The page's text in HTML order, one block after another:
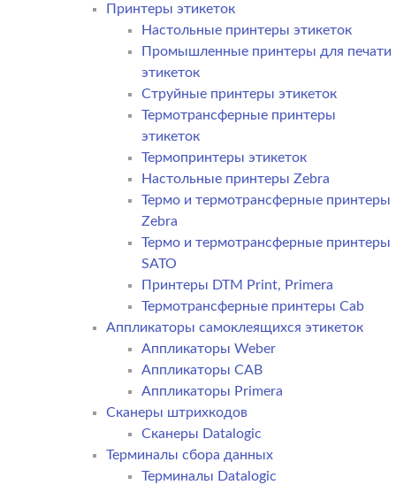
Принтеры этикеток
Настольные принтеры этикеток
Промышленные принтеры для печати
этикеток
Струйные принтеры этикеток
Термотрансферные принтеры
этикеток
Термопринтеры этикеток
Настольные принтеры Zebra
Термо и термотрансферные принтеры
Zebra
Термо и термотрансферные принтеры
SATO
Принтеры DTM Print, Primera
Термотрансферные принтеры Cab
Аппликаторы самоклеящихся этикеток
Аппликаторы Weber
Аппликаторы CAB
Аппликаторы Primera
Сканеры штрихкодов
Сканеры Datalogic
Терминалы сбора данных
Терминалы Datalogic